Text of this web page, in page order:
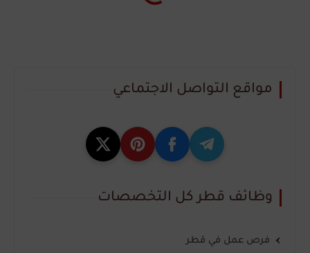
مواقع التواصل الاجتماعي
وظائف قطر كل التخصصات
فرص عمل في قطر